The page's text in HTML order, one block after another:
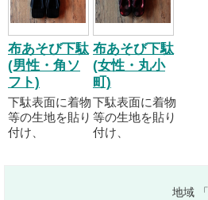
布あそび下駄
(男性・角ソ
フト)
下駄表面に着物
等の生地を貼り
付け、
布あそび下駄
(女性・丸小
町)
下駄表面に着物
等の生地を貼り
付け、
地域 「